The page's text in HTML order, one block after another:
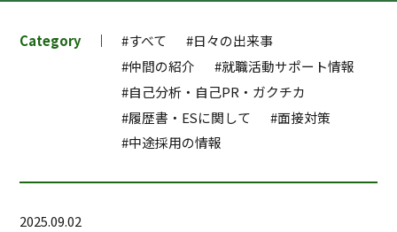
Category #すべて
#日々の出来事
#仲間の紹介
#就職活動サポート情報
#自己分析・自己PR・ガクチカ
#履歴書・ESに関して
#面接対策
#中途採用の情報
2025.09.02